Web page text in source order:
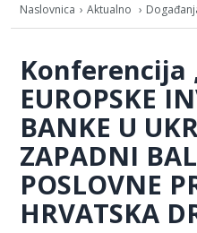
Naslovnica Aktualno
Konferencija
EUROPSKE
BANKE U
ZAPADNI
POSLOVNE
HRVATSKA